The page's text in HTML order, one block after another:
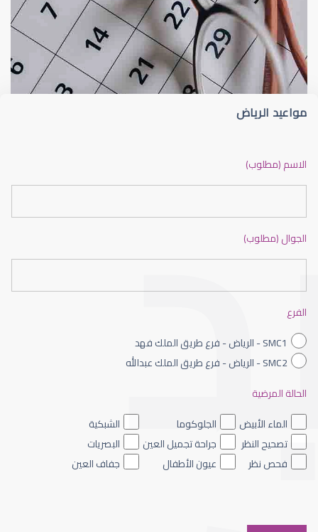
الجدول الزمني لزيارات طبيب عيون عيون الاطفال
عيون الاطفال الملونه
مواعيد الرياض
الاسم (مطلوب)
الجوال (مطلوب)
الفرع
SMC1 - الرياض - فرع طريق الملك فهد
SMC2 - الرياض - فرع طريق الملك عبدالله
الحالة المرضية
الماء الأبيض
الجلوكوما
الشبكية
تصحيح النظر
جراحة تجميل العين
البصريات
فحص نظر
عيون الأطفال جفاف العين